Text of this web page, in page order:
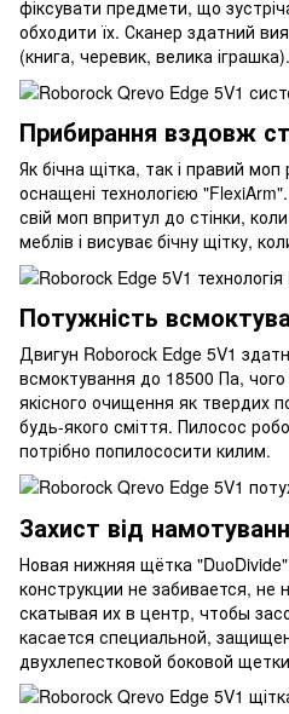
фіксувати предмети, що
обходити їх. Сканер здатний
(книга, черевик, велика іграшка).
Прибирання вздовж
Як бічна щітка, так і правий
оснащені технологією
свій моп впритул до стінки,
меблів і висуває бічну щітку,
Потужність
Двигун Roborock Edge 5V1
всмоктування до 18500 Па,
якісного очищення як твердих
будь-якого сміття. Пилосос
потрібно попилососити килим.
Захист від
Новая нижняя щётка
конструкции не забивается,
скатывая их в центр, чтобы
касается специальной,
двухлепестковой боковой